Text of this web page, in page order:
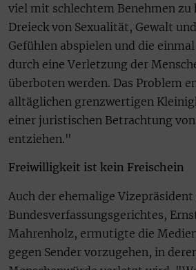
viel mit schlechtem Benehmen zu
Dreieck von Sexualität, Gewalt
Gefühlen abspielen und die
durch eine Verletzung der
überboten werden. Das Problem
alltäglichen grenzwertigen
einer juristischen Betrachtung
entziehen."
Freiwilligkeit ist kein Freischein
Auch der ehemalige Vizepräsident
Bundesverfassungsgerichtes,
Mahrenholz, ermutigte die
gegen Sender vorzugehen, in